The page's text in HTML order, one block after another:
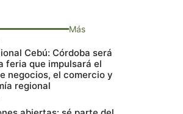
Más
Cebú: Córdoba será
feria que impulsará el
negocios, el comercio y
regional